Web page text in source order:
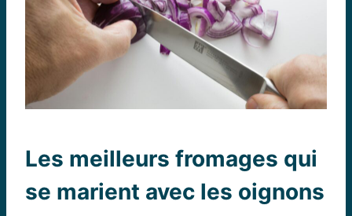
Les meilleurs fromages qui
se marient avec les oignons